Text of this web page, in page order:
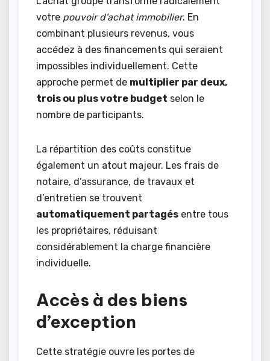
votre pouvoir d’achat immobilier. En
combinant plusieurs revenus, vous
accédez à des financements qui seraient
impossibles individuellement. Cette
approche permet de multiplier par deux,
trois ou plus votre budget selon le
nombre de participants.
La répartition des coûts constitue
également un atout majeur. Les frais de
notaire, d’assurance, de travaux et
d’entretien se trouvent
automatiquement partagés entre tous
les propriétaires, réduisant
considérablement la charge financière
individuelle.
Accès à des biens
d’exception
Cette stratégie ouvre les portes de